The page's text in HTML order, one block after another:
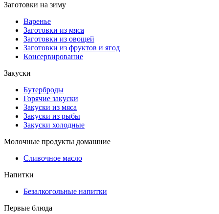
Заготовки на зиму
Варенье
Заготовки из мяса
Заготовки из овощей
Заготовки из фруктов и ягод
Консервирование
Закуски
Бутерброды
Горячие закуски
Закуски из мяса
Закуски из рыбы
Закуски холодные
Молочные продукты домашние
Сливочное масло
Напитки
Безалкогольные напитки
Первые блюда